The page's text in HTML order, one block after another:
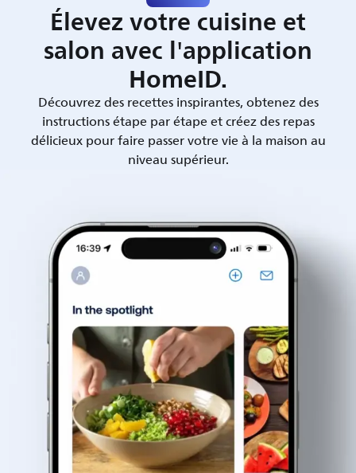
Élevez votre cuisine et
salon avec l'application
HomeID.
Découvrez des recettes inspirantes, obtenez des
instructions étape par étape et créez des repas
délicieux pour faire passer votre vie à la maison au
niveau supérieur.